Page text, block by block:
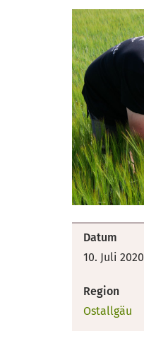
Datum
10. Juli 2020
Region
Ostallgäu